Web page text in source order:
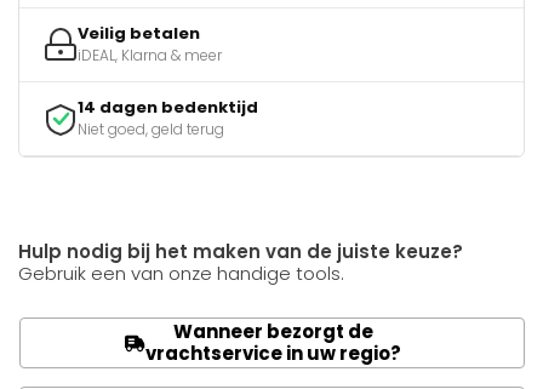
Veilig betalen
iDEAL, Klarna & meer
14 dagen bedenktijd
Niet goed, geld terug
Hulp nodig bij het maken van de juiste keuze?
Gebruik een van onze handige tools.
Wanneer bezorgt de
vrachtservice in uw regio?